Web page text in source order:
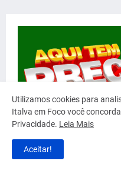
Utilizamos cookies para
Italva em Foco você
Privacidade. Leia Mais
Aceitar!